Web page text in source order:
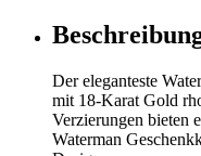
Der eleganteste
mit 18-Karat Gold
Verzierungen bieten
Waterman